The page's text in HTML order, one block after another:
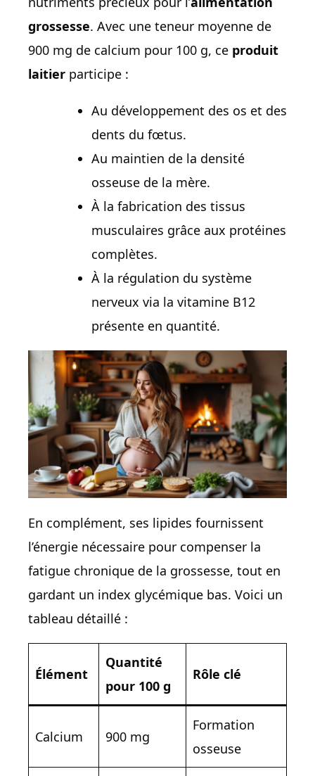
grossesse. Avec une teneur moyenne de
900 mg de calcium pour 100 g, ce produit
laitier participe :
Au développement des os et des
dents du fœtus.
Au maintien de la densité
osseuse de la mère.
À la fabrication des tissus
musculaires grâce aux protéines
complètes.
À la régulation du système
nerveux via la vitamine B12
présente en quantité.
En complément, ses lipides fournissent
l’énergie nécessaire pour compenser la
fatigue chronique de la grossesse, tout en
gardant un index glycémique bas. Voici un
tableau détaillé :
Élément
Quantité
pour 100 g
Rôle clé
Calcium 900 mg
Formation
osseuse